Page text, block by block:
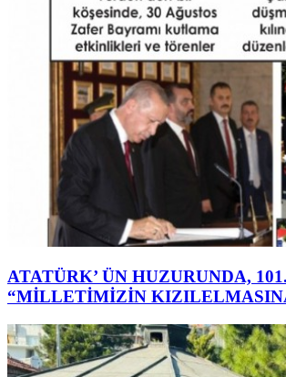
ATATÜRK’ ÜN HUZURUNDA,
“MİLLETİMİZİN